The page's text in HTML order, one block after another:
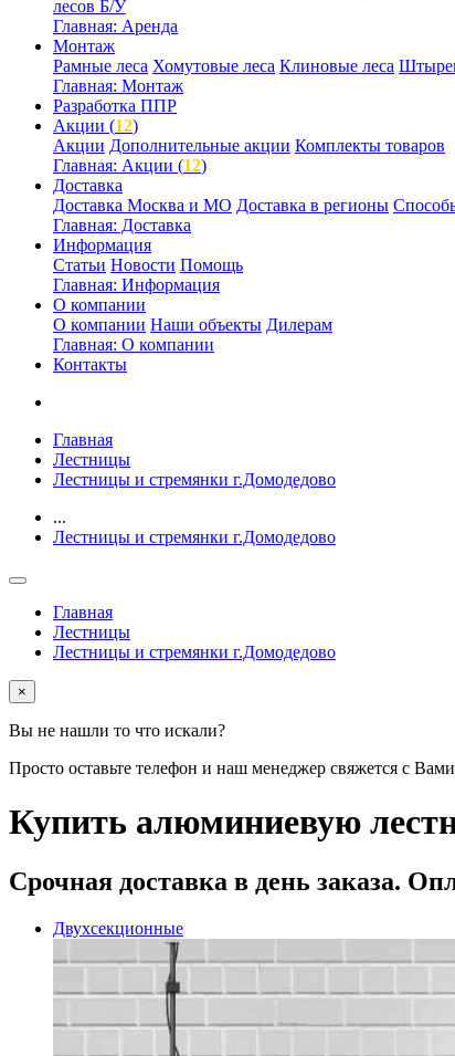
лесов Б/У
Главная: Аренда
Монтаж
Рамные леса Хомутовые леса Клиновые леса
Главная: Монтаж
Разработка ППР
Акции (12)
Акции Дополнительные акции Комплекты товаров
Главная: Акции (12)
Доставка
Доставка Москва и МО Доставка в регионы
Главная: Доставка
Информация
Статьи Новости Помощь
Главная: Информация
О компании
О компании Наши объекты Дилерам
Главная: О компании
Контакты
Главная
Лестницы
Лестницы и стремянки г.Домодедово
...
Лестницы и стремянки г.Домодедово
Главная
Лестницы
Лестницы и стремянки г.Домодедово
×
Вы не нашли то что искали?
Просто оставьте телефон и наш менеджер свяжется с
Купить алюминиевую
Срочная доставка в день заказа.
Двухсекционные